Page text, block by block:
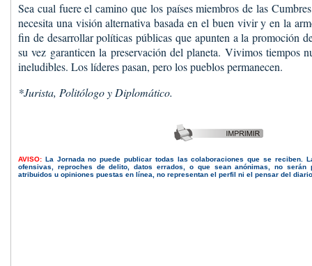
Sea cual fuere el camino que los países miembros de las
necesita una visión alternativa basada en el buen vivir y en la
fin de desarrollar políticas públicas que apunten a la promoción
su vez garanticen la preservación del planeta. Vivimos tiempos
ineludibles. Los líderes pasan, pero los pueblos permanecen.
*Jurista, Politólogo y Diplomático.
AVISO: La Jornada no puede publicar todas las colaboraciones que se reciben.
ofensivas, reproches de delito, datos errados, o que sean anónimas, no serán
atribuidos u opiniones puestas en línea, no representan el perfil ni el pensar del